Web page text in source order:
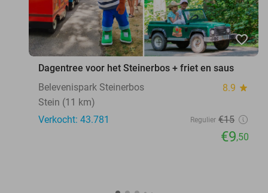
favorite_border
Dagentree voor het Steinerbos + friet en saus
Belevenispark Steinerbos
8.9 star
Stein (11 km)
Verkocht: 43.781
Regulier €15
€9,50